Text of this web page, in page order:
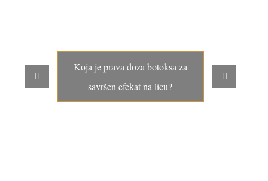
Koja je prava doza botoksa za
savršen efekat na licu?